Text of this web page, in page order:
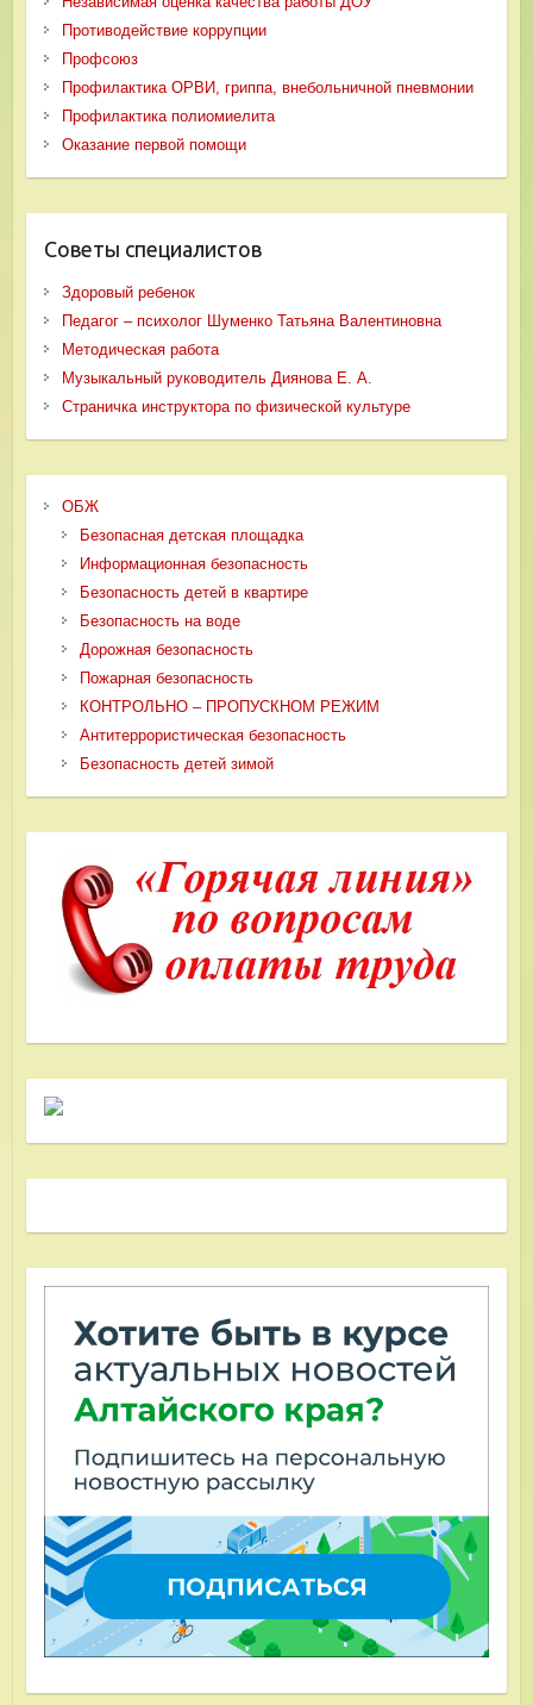
Противодействие коррупции
Профсоюз
Профилактика ОРВИ, гриппа, внебольничной пневмонии
Профилактика полиомиелита
Оказание первой помощи
Советы специалистов
Здоровый ребенок
Педагог – психолог Шуменко Татьяна Валентиновна
Методическая работа
Музыкальный руководитель Диянова Е. А.
Страничка инструктора по физической культуре
ОБЖ
Безопасная детская площадка
Информационная безопасность
Безопасность детей в квартире
Безопасность на воде
Дорожная безопасность
Пожарная безопасность
КОНТРОЛЬНО – ПРОПУСКНОМ РЕЖИМ
Антитеррористическая безопасность
Безопасность детей зимой